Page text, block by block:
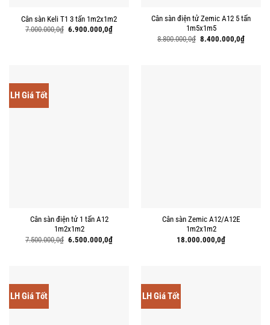
Cân sàn Keli T1 3 tấn 1m2x1m2
7.000.000,0₫ Giá
6.900.000,0₫Giá
hiện
Cân sàn điện tử Zemic A12 5 tấn
1m5x1m5
8.800.000,0₫ Giá
8.400.000,0₫Giá
hiện
LH Giá Tốt
Cân sàn điện tử 1 tấn A12
1m2x1m2
7.500.000,0₫ Giá
6.500.000,0₫Giá
hiện
Cân sàn Zemic A12/A12E
1m2x1m2
18.000.000,0₫
LH Giá Tốt LH Giá Tốt